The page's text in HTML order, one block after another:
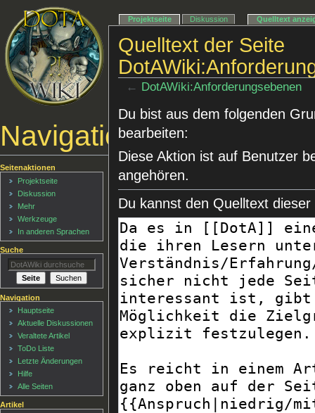
Quelltext der Seite
← DotAWiki:Anforderungsebenen
Du bist aus dem folgenden
bearbeiten:
Diese Aktion ist auf Benutzer
angehören.
Du kannst den Quelltext
Navigationsmenü
Projektseite Diskussion Quelltext
Seitenaktionen
Projektseite
Diskussion
Mehr
Werkzeuge
In anderen Sprachen
Suche
Navigation
Hauptseite
Aktuelle Diskussionen
Veraltete Artikel
ToDo Liste
Letzte Änderungen
Hilfe
Alle Seiten
Artikel